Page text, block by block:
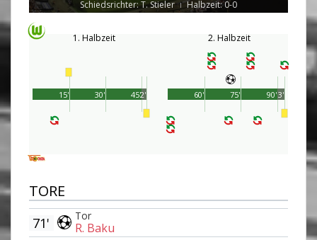
Schiedsrichter: T. Stieler
| Halbzeit: 0-0
1. Halbzeit
45'
15' 30' 2'
2. Halbzeit
90'
60' 75' 3'
TORE
Tor
R. Baku
71'